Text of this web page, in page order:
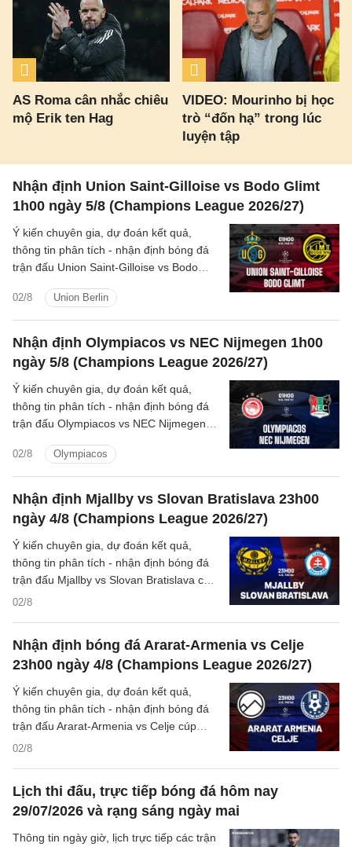
AS Roma cân nhắc chiêu
mộ Erik ten Hag
VIDEO: Mourinho bị học
trò “đốn hạ” trong lúc
luyện tập
Nhận định Union Saint-Gilloise vs Bodo Glimt
1h00 ngày 5/8 (Champions League 2026/27)
02/8 Union Berlin
Ý kiến chuyên gia, dự đoán kết quả,
thông tin phân tích - nhận định bóng đá
trận đấu Union Saint-Gilloise vs Bodo
2026/27 hôm nay.
Nhận định Olympiacos vs NEC Nijmegen 1h00
ngày 5/8 (Champions League 2026/27)
02/8 Olympiacos
Ý kiến chuyên gia, dự đoán kết quả,
thông tin phân tích - nhận định bóng đá
trận đấu Olympiacos vs NEC Nijmegen
2026/27 hôm nay.
Nhận định Mjallby vs Slovan Bratislava 23h00
ngày 4/8 (Champions League 2026/27)
02/8
Ý kiến chuyên gia, dự đoán kết quả,
thông tin phân tích - nhận định bóng đá
trận đấu Mjallby vs Slovan Bratislava cúp
C1/UEFA Champions League 2026/27
Nhận định bóng đá Ararat-Armenia vs Celje
23h00 ngày 4/8 (Champions League 2026/27)
02/8
Ý kiến chuyên gia, dự đoán kết quả,
thông tin phân tích - nhận định bóng đá
trận đấu Ararat-Armenia vs Celje cúp
C1/UEFA Champions League 2026/27
Lịch thi đấu, trực tiếp bóng đá hôm nay
29/07/2026 và rạng sáng ngày mai
Thông tin ngày giờ, lịch trực tiếp các trận